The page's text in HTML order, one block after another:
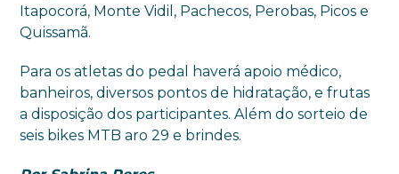
Itapocorá, Monte Vidil, Pachecos, Perobas, Picos e
Quissamã.
Para os atletas do pedal haverá apoio médico,
banheiros, diversos pontos de hidratação, e frutas
a disposição dos participantes. Além do sorteio de
seis bikes MTB aro 29 e brindes.